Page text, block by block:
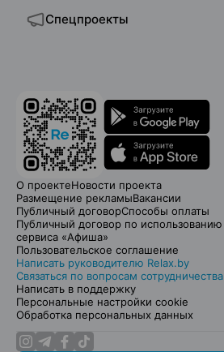
Спецпроекты
О проектеНовости проекта
Размещение рекламыВакансии
Публичный договорСпособы оплаты
Публичный договор по использованию
сервиса «Афиша»
Пользовательское соглашение
Написать руководителю Relax.by
Связаться по вопросам сотрудничества
Написать в поддержку
Персональные настройки cookie
Обработка персональных данных